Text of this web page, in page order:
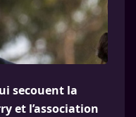
secouent la
et l’association